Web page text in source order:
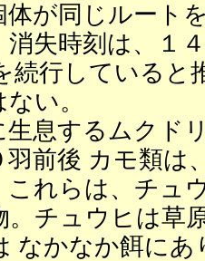
体が同じルート
消失時刻は、１
続行していると
い。
生息するムクド
羽前後 カモ類は
これらは、チュ
。チュウヒは草
なかなか餌に